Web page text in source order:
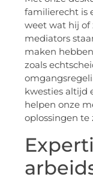
familierecht is
weet wat hij of
mediators
maken
zoals
kwesties altijd
helpen onze
oplossingen te